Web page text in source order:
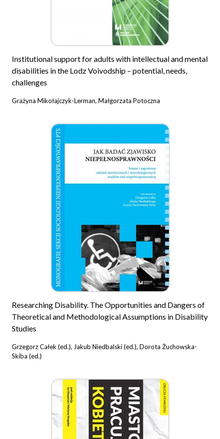
Institutional support for adults with intellectual and mental
disabilities in the Lodz Voivodship – potential, needs,
challenges
Grażyna Mikołajczyk-Lerman, Małgorzata Potoczna
Researching Disability. The Opportunities and Dangers of
Theoretical and Methodological Assumptions in Disability
Studies
Grzegorz Całek (ed.), Jakub Niedbalski (ed.), Dorota Żuchowska-
Skiba (ed.)